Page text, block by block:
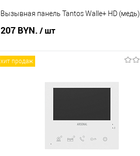
Вызывная панель Tantos Walle+ HD (медь)
207 BYN. / шт
хит продаж